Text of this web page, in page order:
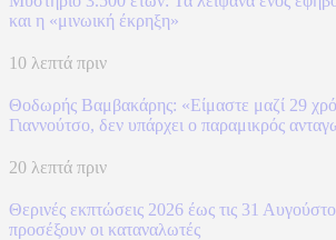
και η «μινωική έκρηξη»
10 λεπτά πριν
Θοδωρής Βαμβακάρης: «Είμαστε μαζί 29
Γιαννούτσο, δεν υπάρχει ο παραμικρός
20 λεπτά πριν
Θερινές εκπτώσεις 2026 έως τις 31
προσέξουν οι καταναλωτές